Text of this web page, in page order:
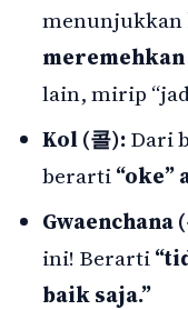
menunjukkan
meremehkan
lain, mirip
Kol (콜):Dari
berarti“oke”
Gwaenchana
ini! Berarti
baik saja.”